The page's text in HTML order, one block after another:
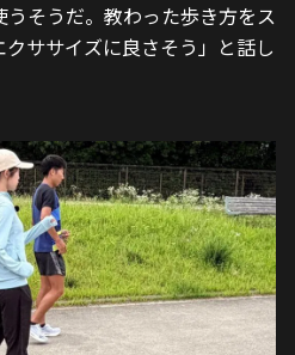
そうだ。教わった歩き方をス
ササイズに良さそう」と話し